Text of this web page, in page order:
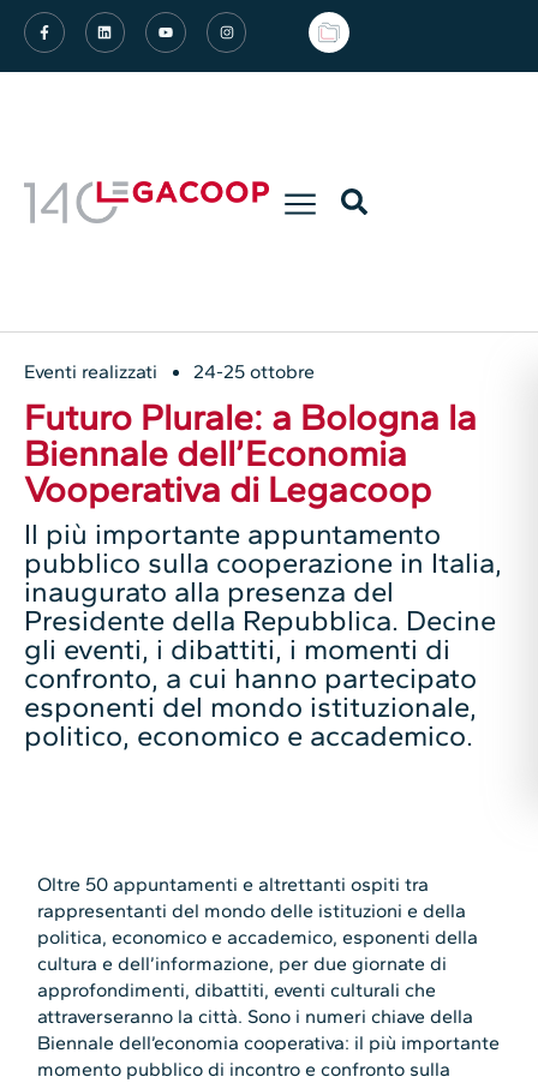
Eventi realizzati 24-25 ottobre
Futuro Plurale: a Bologna la
Biennale dell’Economia
Vooperativa di Legacoop
Il più importante appuntamento
pubblico sulla cooperazione in Italia,
inaugurato alla presenza del
Presidente della Repubblica. Decine
gli eventi, i dibattiti, i momenti di
confronto, a cui hanno partecipato
esponenti del mondo istituzionale,
politico, economico e accademico.
Oltre 50 appuntamenti e altrettanti ospiti tra
rappresentanti del mondo delle istituzioni e della
politica, economico e accademico, esponenti della
cultura e dell’informazione, per due giornate di
approfondimenti, dibattiti, eventi culturali che
attraverseranno la città. Sono i numeri chiave della
Biennale dell’economia cooperativa: il più importante
momento pubblico di incontro e confronto sulla